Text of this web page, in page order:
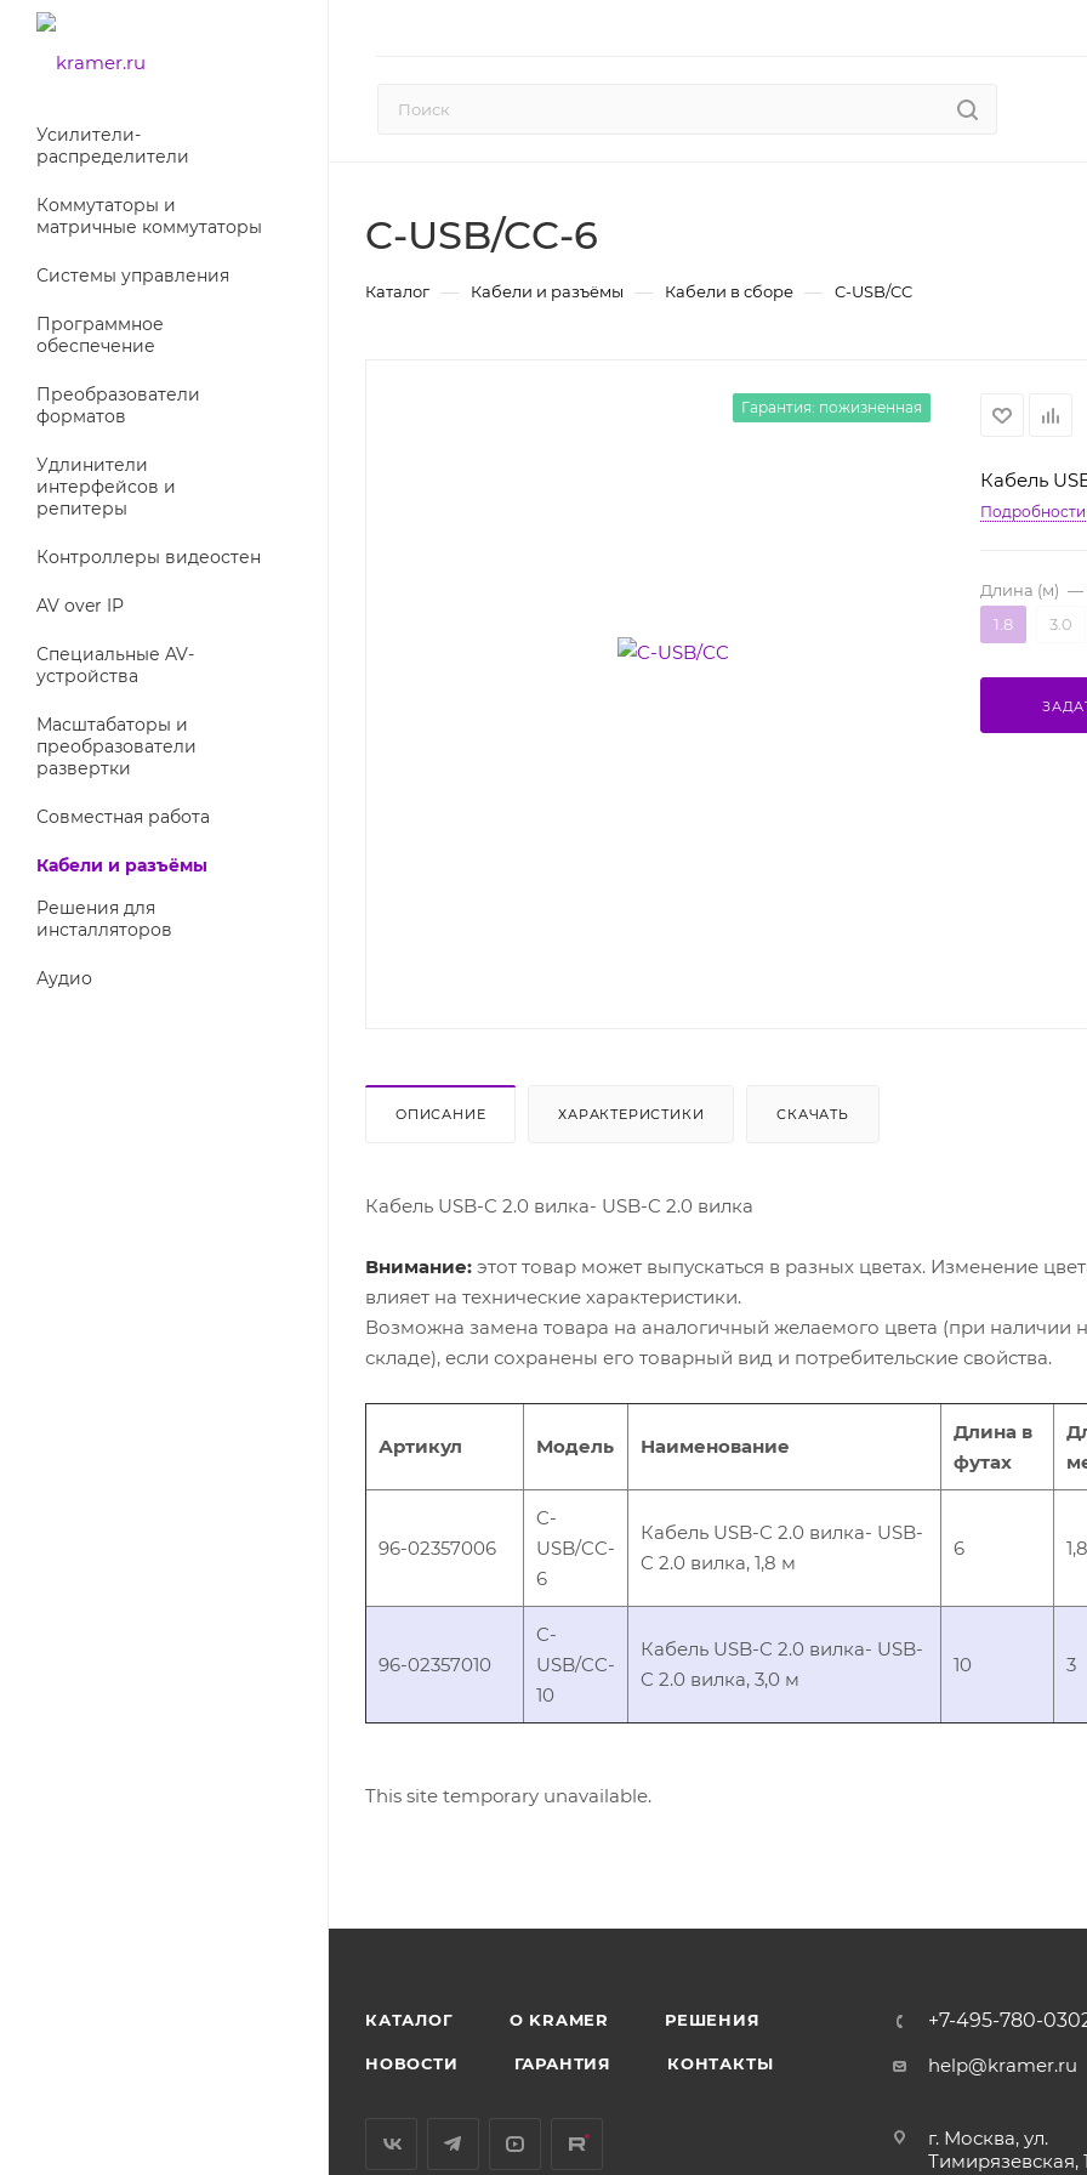
Усилители-
раcпределители
Коммутаторы и
матричные коммутаторы
Системы управления
Программное
обеспечение
Преобразователи
форматов
Удлинители
интерфейсов и
репитеры
Контроллеры видеостен
AV over IP
Специальные AV-
устройства
Масштабаторы и
преобразователи
развертки
Совместная работа
Кабели и разъёмы
Решения для
инсталляторов
Аудио
C-USB/CC-6
Каталог — Кабели и разъёмы — Кабели в сборе — C-USB/CC
Гарантия: пожизненная
Кабель
Подробности
Длина (м) —
1.8
3.0
ОПИСАНИЕ ХАРАКТЕРИСТИКИ СКАЧАТЬ
Кабель USB-C 2.0 вилка- USB-C 2.0 вилка
Внимание: этот товар может выпускаться в разных цветах. Изменение
влияет на технические характеристики.
Возможна замена товара на аналогичный желаемого цвета (при наличии
складе), если сохранены его товарный вид и потребительские свойства.
Артикул Модель Наименование
Длина в
футах
96-02357006
C-
USB/CC-
6
Кабель USB-C 2.0 вилка- USB-
C 2.0 вилка, 1,8 м
6 1,8
96-02357010
C-
USB/CC-
10
Кабель USB-C 2.0 вилка- USB-
C 2.0 вилка, 3,0 м
10 3
This site temporary unavailable.
КАТАЛОГ O KRAMER РЕШЕНИЯ
НОВОСТИ ГАРАНТИЯ КОНТАКТЫ
+7-495-780-
help@kramer.ru
г. Москва, ул.
Тимирязевская,